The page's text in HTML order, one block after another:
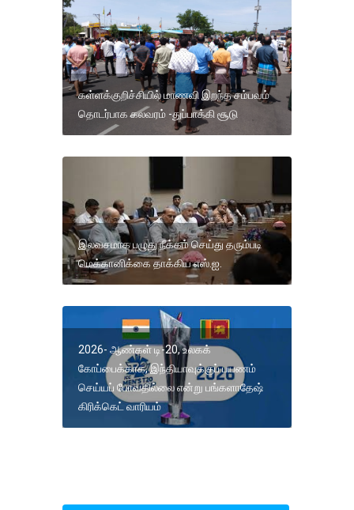
கள்ளக்குறிச்சியில் மாணவி இறந்த சம்பவம்
தொடர்பாக கலவரம் -துப்பாக்கி சூடு
இலவசமாக பழுது நீக்கம் செய்து தரும்படி
மெக்கானிக்கை தாக்கிய எஸ்.ஐ.
2026- ஆண்கள் டி-20, உலகக்
கோப்பைக்காக, இந்தியாவுக்குப் பயணம்
செய்யப் போவதில்லை என்று பங்களாதேஷ்
கிரிக்கெட் வாரியம்